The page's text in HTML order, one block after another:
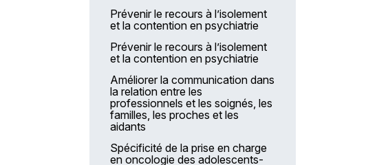
Accompagnement des projets
L’apprentissage au sein de
Nos moyens de communication
Prévenir le recours à l’isolement
et la contention en psychiatrie
Prévenir le recours à l’isolement
et la contention en psychiatrie
Améliorer la communication dans
la relation entre les
professionnels et les soignés, les
familles, les proches et les
aidants
Spécificité de la prise en charge
en oncologie des adolescents-